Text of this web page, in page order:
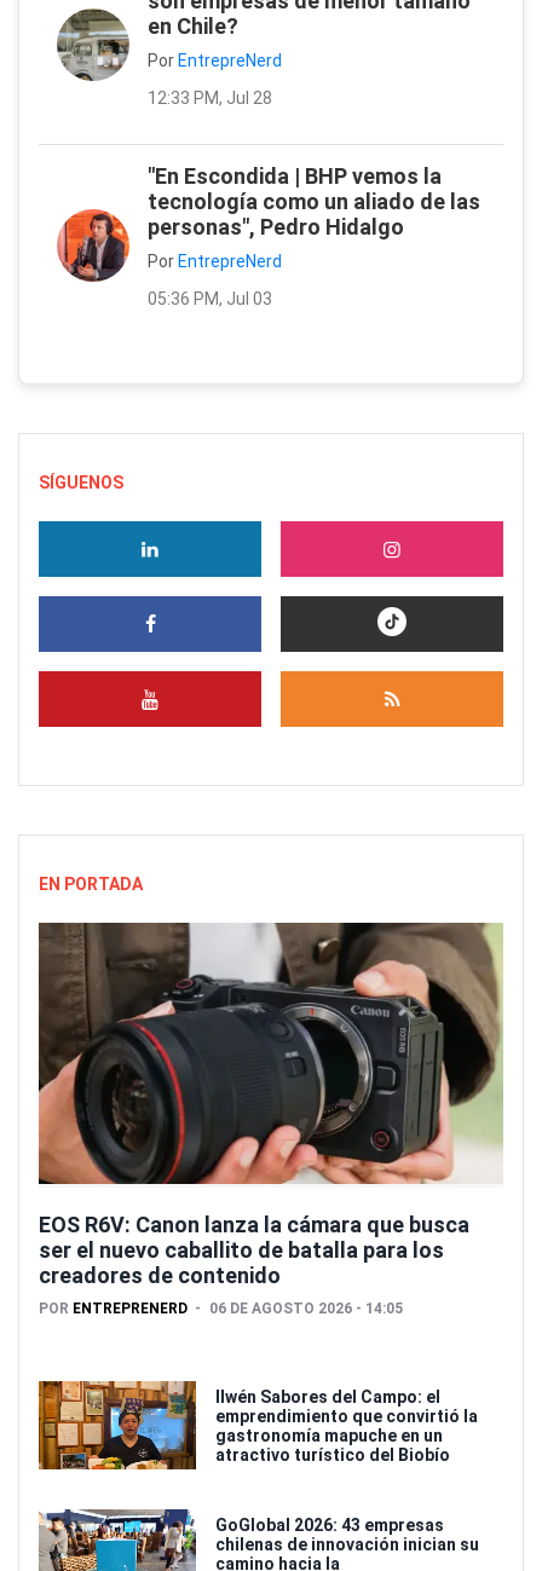
en Chile?
Por EntrepreNerd
12:33 PM, Jul 28
"En Escondida | BHP vemos la
tecnología como un aliado de las
personas", Pedro Hidalgo
Por EntrepreNerd
05:36 PM, Jul 03
SÍGUENOS
EN PORTADA
EOS R6V: Canon lanza la cámara que busca
ser el nuevo caballito de batalla para los
creadores de contenido
POR ENTREPRENERD 06 DE AGOSTO 2026 - 14:05
Ilwén Sabores del Campo: el
emprendimiento que convirtió la
gastronomía mapuche en un
atractivo turístico del Biobío
GoGlobal 2026: 43 empresas
chilenas de innovación inician su
camino hacia la